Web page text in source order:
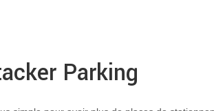
Parking